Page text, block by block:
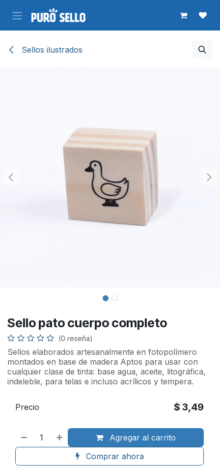
Ir al contenido
Sellos ilustrados
Sello pato cuerpo completo
(0 reseña)
Sellos elaborados artesanalmente en fotopolímero
montados en base de madera Aptos para usar con
cualquier clase de tinta: base agua, aceite, litográfica,
indeleble, para telas e incluso acrílicos y tempera.
Agregar al carrito
Comprar ahora
Precio $ 3,49